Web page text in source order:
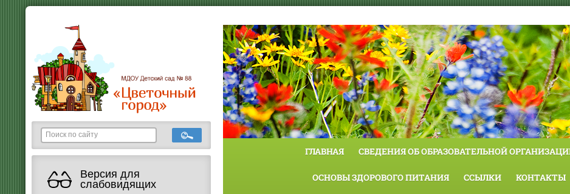
Версия для
слабовидящих
ГЛАВНАЯ СВЕДЕНИЯ ОБ ОБРАЗОВАТЕЛЬНОЙ
ОСНОВЫ ЗДОРОВОГО ПИТАНИЯ ССЫЛКИ КОНТАКТЫ